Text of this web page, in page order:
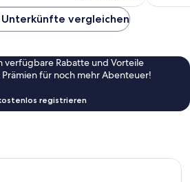
Unterkünfte vergleichen
verfügbare Rabatte und Vorteile
für noch mehr Abenteuer!
registrieren